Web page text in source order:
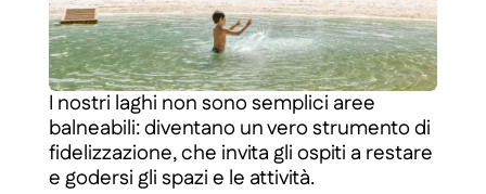
I nostri laghi non sono semplici aree
balneabili: diventano un vero strumento di
fidelizzazione, che invita gli ospiti a restare
e godersi gli spazi e le attività.